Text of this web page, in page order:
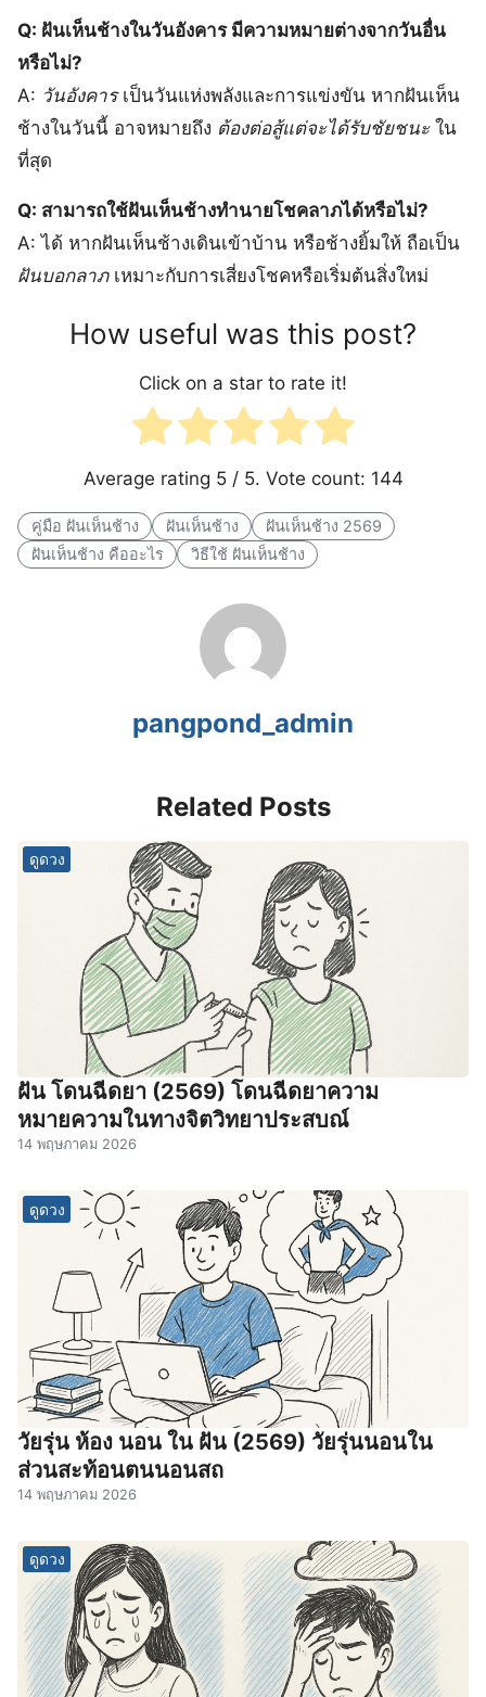
Q: ฝันเห็นช้างในวันอังคาร มีความหมายต่างจากวันอื่น
หรือไม่?
A: วันอังคารเป็นวันแห่งพลังและการแข่งขัน หากฝันเห็น
ช้างในวันนี้ อาจหมายถึง ต้องต่อสู้แต่จะได้รับชัยชนะใน
ที่สุด
Q: สามารถใช้ฝันเห็นช้างทำนายโชคลาภได้หรือไม่?
A: ได้ หากฝันเห็นช้างเดินเข้าบ้าน หรือช้างยิ้มให้ ถือเป็น
ฝันบอกลาภเหมาะกับการเสี่ยงโชคหรือเริ่มต้นสิ่งใหม่
How useful was this post?
Click on a star to rate it!
Average rating 5/ 5. Vote count: 144
คู่มือ ฝันเห็นช้าง ฝันเห็นช้าง
ฝันเห็นช้าง 2569
ฝันเห็นช้าง คืออะไร
วิธีใช้ ฝันเห็นช้าง
pangpond_admin
Related Posts
ดูดวง
ฝัน โดนฉีดยา (2569) โดนฉีดยาความ
หมายความในทางจิตวิทยาประสบณ์
14 พฤษภาคม 2026
ดูดวง
วัยรุ่น ห้อง นอน ใน ฝัน (2569) วัยรุ่นนอนใน
ส่วนสะท้อนตนนอนสถ
14 พฤษภาคม 2026
ดูดวง